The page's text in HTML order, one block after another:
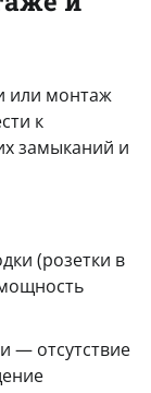
или монтаж
к
замыканий и
(розетки в
— отсутствие